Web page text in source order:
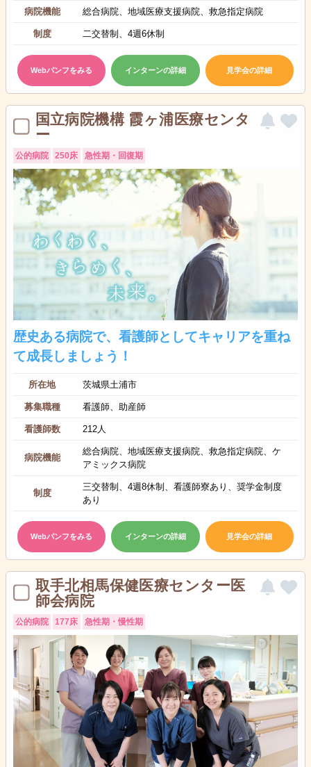
病院機能 総合病院、地域医療支援病院、救急指定病院
制度 二交替制、4週6休制
Webパンフをみる インターンの詳細 見学会の詳細
国立病院機構 霞ヶ浦医療センタ
ー
公的病院 250床 急性期・回復期
歴史ある病院で、看護師としてキャリアを重ね
て成長しましょう！
所在地 茨城県土浦市
募集職種 看護師、助産師
看護師数 212人
病院機能
総合病院、地域医療支援病院、救急指定病院、ケ
アミックス病院
制度
三交替制、4週8休制、看護師寮あり、奨学金制度
あり
Webパンフをみる インターンの詳細 見学会の詳細
取手北相馬保健医療センター医
師会病院
公的病院 177床 急性期・慢性期